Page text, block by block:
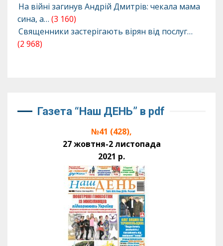
На війні загинув Андрій Дмитрів: чекала мама
сина, а… (3 160)
Священники застерігають вірян від послуг…
(2 968)
Газета “Наш ДЕНЬ” в pdf
№41 (428),
27 жовтня-2 листопада
2021 р.